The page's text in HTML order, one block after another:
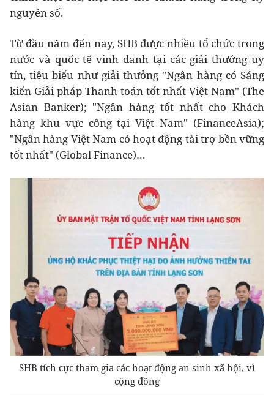
nguyên số.
Từ đầu năm đến nay, SHB được nhiều tổ chức trong
nước và quốc tế vinh danh tại các giải thưởng uy
tín, tiêu biểu như giải thưởng "Ngân hàng có Sáng
kiến Giải pháp Thanh toán tốt nhất Việt Nam" (The
Asian Banker); "Ngân hàng tốt nhất cho Khách
hàng khu vực công tại Việt Nam" (FinanceAsia);
"Ngân hàng Việt Nam có hoạt động tài trợ bền vững
tốt nhất" (Global Finance)…
SHB tích cực tham gia các hoạt động an sinh xã hội, vì
cộng đồng